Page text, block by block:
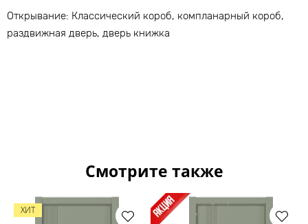
Открывание: Классический короб, компланарный короб,
раздвижная дверь, дверь книжка
Смотрите также
ХИТ